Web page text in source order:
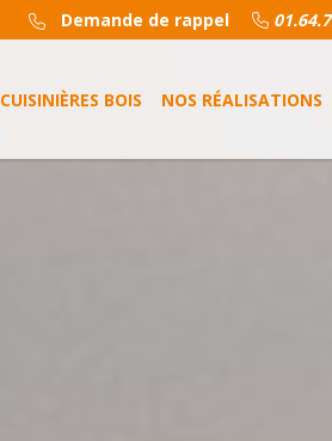
Demande de rappel
CUISINIÈRES BOIS NOS RÉALISATIONS